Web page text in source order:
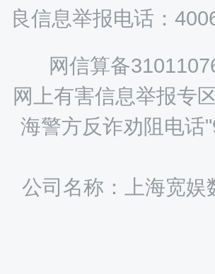
良信息举报电话：
网信算备
网上有害信息举报专区
海警方反诈劝阻电话
公司名称：上海宽